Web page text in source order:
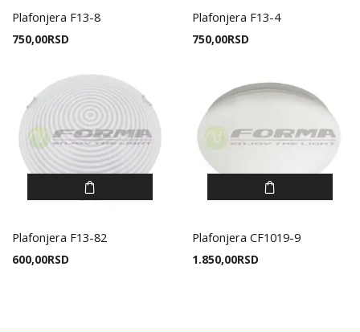
Plafonjera F13-8
750,00RSD
Plafonjera F13-4
750,00RSD
Plafonjera F13-82
600,00RSD
Plafonjera CF1019-9
1.850,00RSD